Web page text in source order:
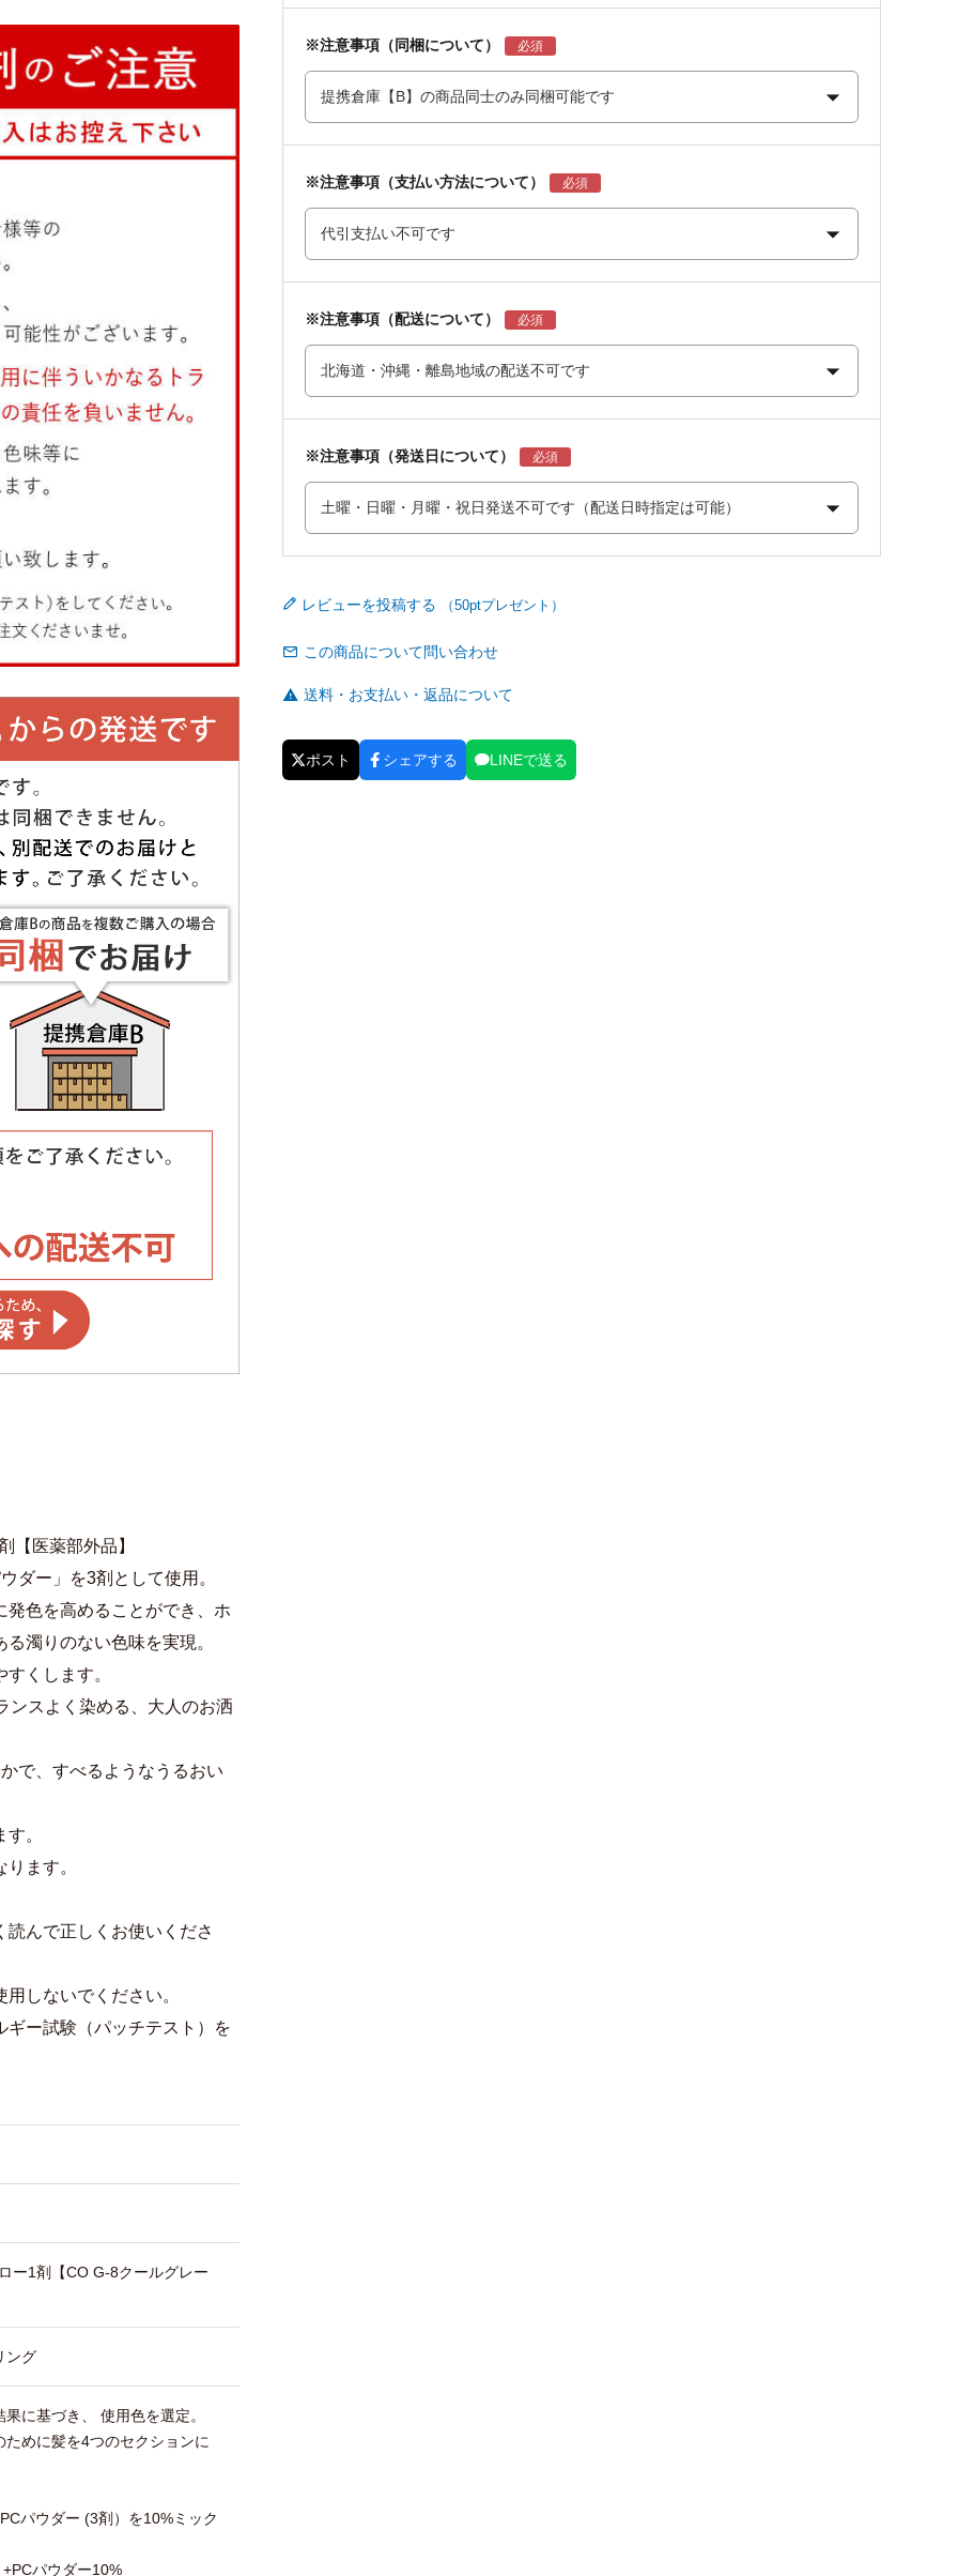
【医薬部外品】
ダー」を3剤として使用。
色を高めることができ、ホ
濁りのない色味を実現。
くします。
ンスよく染める、大人のお洒
で、すべるようなうるおい
。
ます。
んで正しくお使いくださ
しないでください。
ー試験（パッチテスト）を
ー1剤【CO G-8クールグレー
ング
に基づき、 使用色を選定。
めに髪を4つのセクションに
パウダー (3剤）を10%ミック
パウダー10%
※注意事項（同梱について）
※注意事項（支払い方法について）
※注意事項（配送について）
※注意事項（発送日について）
レビューを投稿する
この商品について問い合わせ
送料・お支払い・返品について
ポスト シェアする LINEで送る